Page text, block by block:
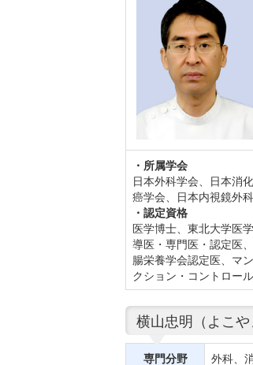
・所属学会
日本外科学会、日本消
癌学会、日本内視鏡外
・認定資格
医学博士、東北大学医
導医・専門医・認定医
腸栄養学会認定医、マ
クション・コントロー
横山忠明（よこ
専門分野 外科、